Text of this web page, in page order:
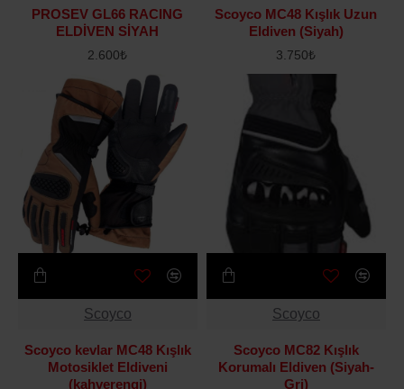
PROSEV GL66 RACING
ELDİVEN SİYAH
2.600₺
Scoyco MC48 Kışlık Uzun
Eldiven (Siyah)
3.750₺
Scoyco
Scoyco kevlar MC48 Kışlık
Motosiklet Eldiveni
(kahverengi)
Scoyco
Scoyco MC82 Kışlık
Korumalı Eldiven (Siyah-
Gri)